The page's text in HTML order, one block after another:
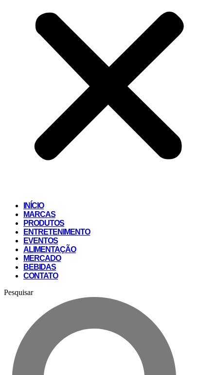
INÍCIO
MARCAS
PRODUTOS
ENTRETENIMENTO
EVENTOS
ALIMENTAÇÃO
MERCADO
BEBIDAS
CONTATO
Pesquisar